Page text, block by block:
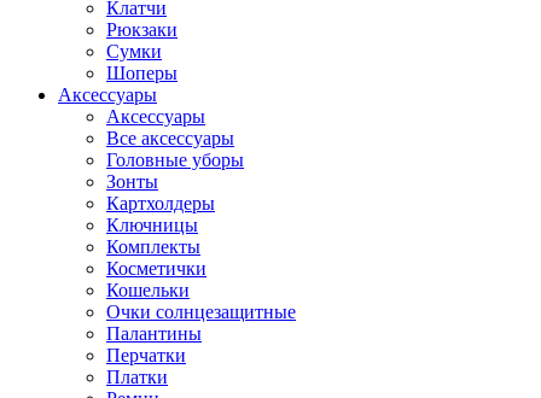
Клатчи
Рюкзаки
Сумки
Шоперы
Аксессуары
Аксессуары
Все аксессуары
Головные уборы
Зонты
Картхолдеры
Ключницы
Комплекты
Косметички
Кошельки
Очки солнцезащитные
Палантины
Перчатки
Платки